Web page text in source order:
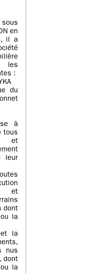
en
il a
:
du
à
tous
et
leur
et
dont
la
la
nus
dont
la